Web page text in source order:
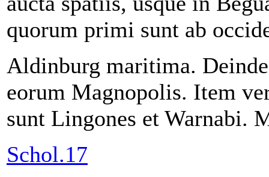
quorum primi sunt ab
Aldinburg maritima.
eorum Magnopolis. Item
sunt Lingones et Warnabi.
Schol.17